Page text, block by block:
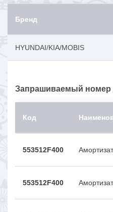
Бренд
HYUNDAI/KIA/MOBIS
Запрашиваемый номер
Код
553512F400
553512F400